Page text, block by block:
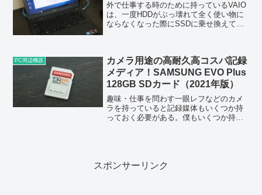
外で仕事する時のために持っているVAIO
は、一度HDDがぶっ壊れて全く使い物に
ならなくなった際にSSDに乗せ換えて復
け。CPUはCo...
PC周辺機器
カメラ用途の高耐久高コスパ記録
メディア！SAMSUNG EVO Plus
128GB SDカード（2021年版）
趣味・仕事を問わす一眼レフなどのカメ
ラを持っていると記録媒体もいくつか持
っておく必要がある。僕もいくつか持っ
スポンサーリンク